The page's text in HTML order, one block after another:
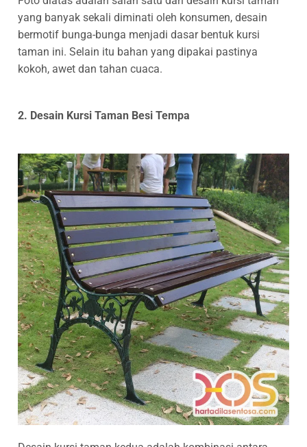
yang banyak sekali diminati oleh konsumen, desain
bermotif bunga-bunga menjadi dasar bentuk kursi
taman ini. Selain itu bahan yang dipakai pastinya
kokoh, awet dan tahan cuaca.
2. Desain Kursi Taman Besi Tempa